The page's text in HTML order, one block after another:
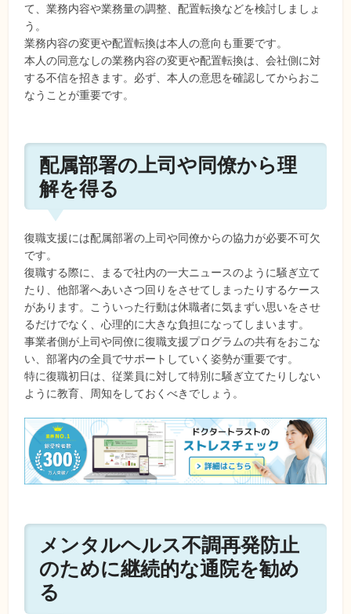
て、業務内容や業務量の調整、配置転換などを検討しましょ
う。
業務内容の変更や配置転換は本人の意向も重要です。
本人の同意なしの業務内容の変更や配置転換は、会社側に対
する不信を招きます。必ず、本人の意思を確認してからおこ
なうことが重要です。
配属部署の上司や同僚から理
解を得る
復職支援には配属部署の上司や同僚からの協力が必要不可欠
です。
復職する際に、まるで社内の一大ニュースのように騒ぎ立て
たり、他部署へあいさつ回りをさせてしまったりするケース
があります。こういった行動は休職者に気まずい思いをさせ
るだけでなく、心理的に大きな負担になってしまいます。
事業者側が上司や同僚に復職支援プログラムの共有をおこな
い、部署内の全員でサポートしていく姿勢が重要です。
特に復職初日は、従業員に対して特別に騒ぎ立てたりしない
ように教育、周知をしておくべきでしょう。
メンタルヘルス不調再発防止
のために継続的な通院を勧め
る